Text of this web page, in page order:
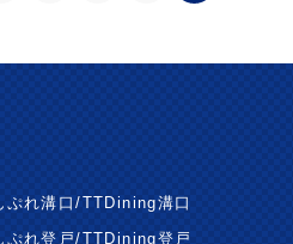
ぷれ溝口/TTDining溝口
ぷれ登戸/TTDining登戸